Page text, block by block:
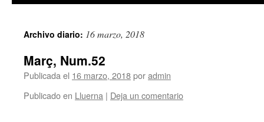
Archivo diario: 16 marzo, 2018
Març, Num.52
Publicada el 16 marzo, 2018poradmin
Publicado en Lluerna | Deja un comentario